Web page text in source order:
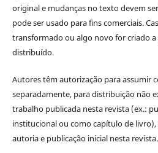
original e mudanças no texto devem
pode ser usado para fins comerciais.
transformado ou algo novo for criado
distribuído.
Autores têm autorização para assumir
separadamente, para distribuição não
trabalho publicada nesta revista (ex.:
institucional ou como capítulo de
autoria e publicação inicial nesta revista.